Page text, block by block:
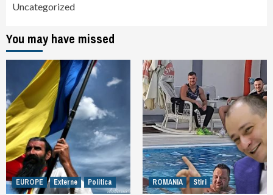
Uncategorized
You may have missed
EUROPE Externe Politica ROMANIA Stiri